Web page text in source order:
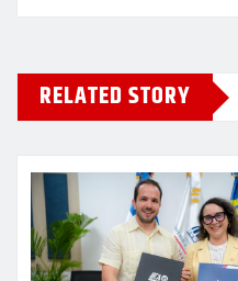
RELATED STORY